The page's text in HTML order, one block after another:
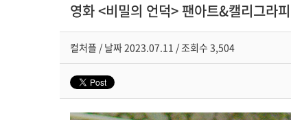
영화 <비밀의 언덕> 팬아트&캘리그라
컬처플 / 날짜2023.07.11 /조회수 3,504